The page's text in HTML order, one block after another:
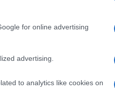
for online advertising
advertising.
to analytics like cookies on
dai nostri
c’è un problema: la
creando una
della domanda
è diventata sempre
Actper garantire
Ma come si